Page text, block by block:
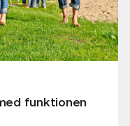
funktionen